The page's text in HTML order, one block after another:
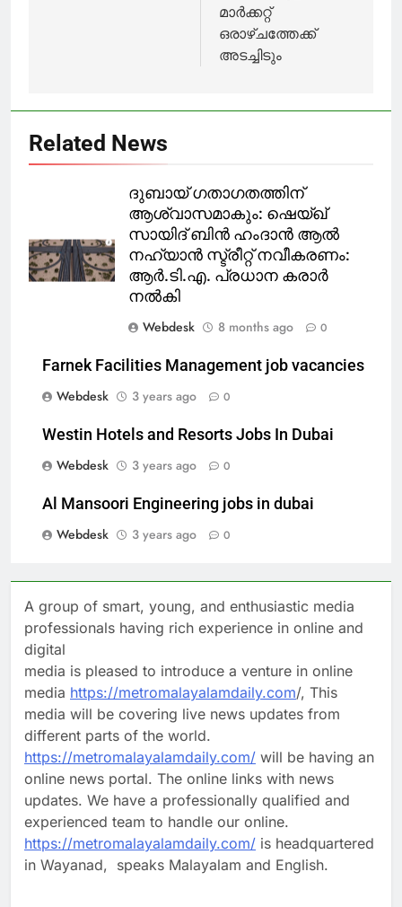
മാർക്കറ്റ്
ഒരാഴ്ചത്തേക്ക്
അടച്ചിടും
Related News
ദുബായ് ഗതാഗതത്തിന്
ആശ്വാസമാകും: ഷെയ്ഖ്
സായിദ് ബിൻ ഹംദാൻ ആൽ
നഹ്യാൻ സ്ട്രീറ്റ് നവീകരണം:
ആർ.ടി.എ. പ്രധാന കരാർ
നൽകി
Webdesk
8 months ago 0
Farnek Facilities Management job vacancies
Webdesk
3 years ago 0
Westin Hotels and Resorts Jobs In Dubai
Webdesk
3 years ago 0
Al Mansoori Engineering jobs in dubai
Webdesk
3 years ago 0
A group of smart, young, and enthusiastic media
professionals having rich experience in online and
digital
media is pleased to introduce a venture in online
media https://metromalayalamdaily.com/, This
media will be covering live news updates from
different parts of the world.
https://metromalayalamdaily.com/ will be having an
online news portal. The online links with news
updates. We have a professionally qualified and
experienced team to handle our online.
https://metromalayalamdaily.com/ is headquartered
in Wayanad, speaks Malayalam and English.